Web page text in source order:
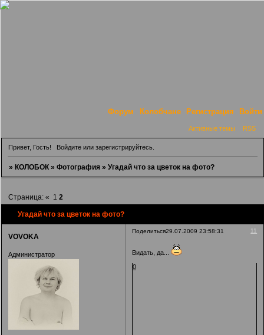
Форум Колобчане Регистрация Войти
Активные темы RSS
Привет, Гость! Войдитеили зарегистрируйтесь.
»КОЛОБОК »Фотография »Угадай что за цветок на фото?
Угадай что за цветок на фото?
Страница:« 1 2
Поделиться 11
29.07.2009 23:58:31
VOVOKA
Администратор
Видать, да...
0